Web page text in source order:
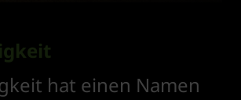
hat einen Namen